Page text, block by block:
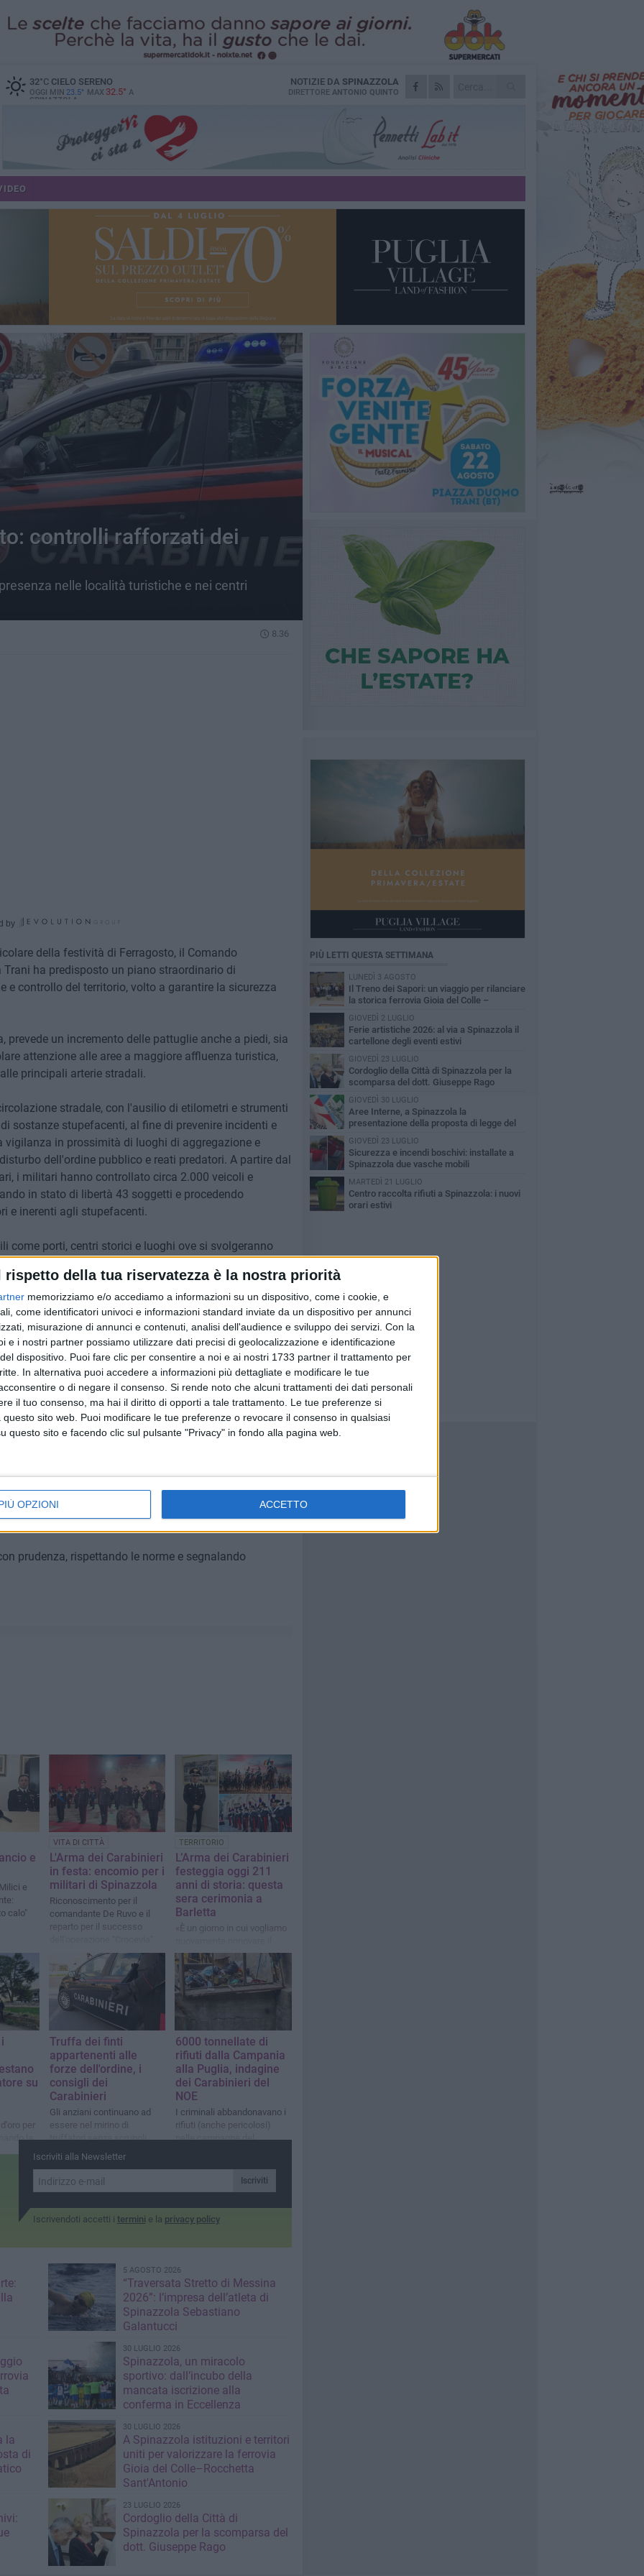
rispetto della tua riservatezza è la nostra priorità
memorizziamo e/o accediamo a informazioni su un dispositivo, come i cookie, e
come identificatori univoci e informazioni standard inviate da un dispositivo per annunci
misurazione di annunci e contenuti, analisi dell'audience e sviluppo dei servizi. Con la
e i nostri partner possiamo utilizzare dati precisi di geolocalizzazione e identificazione
dispositivo. Puoi fare clic per consentire a noi e ai nostri 1733 partner il trattamento per
In alternativa puoi accedere a informazioni più dettagliate e modificare le tue
o di negare il consenso. Si rende noto che alcuni trattamenti dei dati personali
il tuo consenso, ma hai il diritto di opporti a tale trattamento. Le tue preferenze si
sito web. Puoi modificare le tue preferenze o revocare il consenso in qualsiasi
questo sito e facendo clic sul pulsante "Privacy" in fondo alla pagina web.
OPZIONI ACCETTO
32°CCIELO SERENO
OGGI MIN 23.5° MAX 32.5° A
SPINAZZOLA
NOTIZIE DA SPINAZZOLA
DIRETTORE ANTONIO QUINTO
controlli rafforzati dei
nelle località turistiche e nei centri
8.36
by
della festività di Ferragosto, il Comando
ha predisposto un piano straordinario di
e controllo del territorio, volto a garantire la sicurezza
un incremento delle pattuglie anche a piedi, sia
attenzione alle aree a maggiore affluenza turistica,
principali arterie stradali.
stradale, con l'ausilio di etilometri e strumenti
sostanze stupefacenti, al fine di prevenire incidenti e
in prossimità di luoghi di aggregazione e
dell'ordine pubblico e reati predatori. A partire dal
i militari hanno controllato circa 2.000 veicoli e
in stato di libertà 43 soggetti e procedendo
e inerenti agli stupefacenti.
come porti, centri storici e luoghi ove si svolgeranno
in spiaggia, festeggiamenti del Ferragosto) che
di persone (uomini, donne e bambini).
il Comando Provinciale ha previsto l'impiego di
Cacciatori "Puglia" e le S.I.O. (Squadre di
"Calabria", questi ultimi particolarmente addestrati nella
agli attacchi di matrice terroristica. A
dal Comando Generale l'invio di giovani
Scuola di Firenze per il potenziamento delle
di Savoia.
di sicurezza predisposto per il periodo estivo, che ha
e garantire la serenità di residenti e turisti. Anche
sono stati allestiti gli Info Point nelle aree portuali di
e nel centro di Margherita di Savoia, ove i Carabinieri
cittadini con la massima riservatezza.
prudenza, rispettando le norme e segnalando
e
e
calo"
VITA DI CITTÀ
L'Arma dei Carabinieri
in festa: encomio per i
militari di Spinazzola
Riconoscimento per il
comandante De Ruvo e il
reparto per il successo
TERRITORIO
L’Arma dei Carabinieri
festeggia oggi 211
anni di storia: questa
sera cerimonia a
Barletta
«È un giorno in cui vogliamo
patto con la cittadinanza
della nostra provincia»: parla
il Col. Massimiliano Galasso
su
per
la
Truffa dei finti
appartenenti alle
forze dell'ordine, i
consigli dei
Carabinieri
Gli anziani continuano ad
essere nel mirino di
truffatori senza scrupoli
6000 tonnellate di
rifiuti dalla Campania
alla Puglia, indagine
dei Carabinieri del
NOE
I criminali abbandonavano i
rifiuti (anche pericolosi)
nelle campagne del
Iscriviti alla Newsletter
Iscriviti
Iscrivendoti accetti i termini e la privacy policy
5 AGOSTO 2026
“Traversata Stretto di Messina
2026”: l’impresa dell’atleta di
Spinazzola Sebastiano
Galantucci
30 LUGLIO 2026
Spinazzola, un miracolo
sportivo: dall’incubo della
mancata iscrizione alla
conferma in Eccellenza
la
di
30 LUGLIO 2026
A Spinazzola istituzioni e territori
uniti per valorizzare la ferrovia
Gioia del Colle–Rocchetta
Sant'Antonio
23 LUGLIO 2026
Cordoglio della Città di
Spinazzola per la scomparsa del
dott. Giuseppe Rago
PIÙ LETTI QUESTA SETTIMANA
LUNEDÌ 3 AGOSTO
Il Treno dei Sapori: un viaggio per rilanciare
la storica ferrovia Gioia del Colle –
Rocchetta Sant’Antonio
GIOVEDÌ 2 LUGLIO
Ferie artistiche 2026: al via a Spinazzola il
cartellone degli eventi estivi
GIOVEDÌ 23 LUGLIO
Cordoglio della Città di Spinazzola per la
scomparsa del dott. Giuseppe Rago
GIOVEDÌ 30 LUGLIO
Aree Interne, a Spinazzola la
presentazione della proposta di legge del
Partito Democratico
GIOVEDÌ 23 LUGLIO
Sicurezza e incendi boschivi: installate a
Spinazzola due vasche mobili
MARTEDÌ 21 LUGLIO
Centro raccolta rifiuti a Spinazzola: i nuovi
orari estivi